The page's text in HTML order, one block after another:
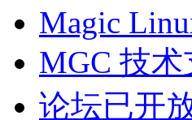
Magic
MGC 技
论坛已开